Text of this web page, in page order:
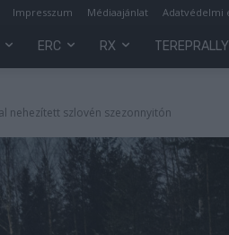
Impresszum Médiaajánlat Adatvédelmi
ERC RX TEREPRALLY
nehezített szlovén szezonnyitón